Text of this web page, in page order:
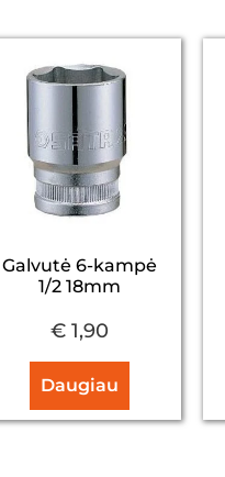
Galvutė 6-kampė
1/2 18mm
€ 1,90
Daugiau